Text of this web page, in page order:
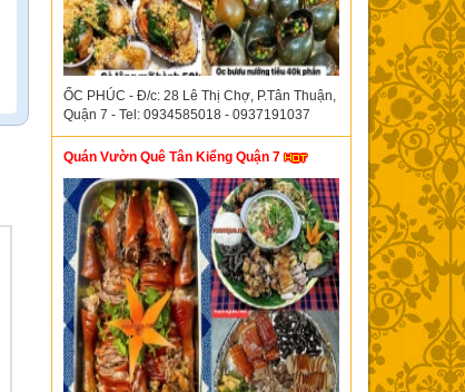
ỐC PHÚC - Đ/c: 28 Lê Thị Chợ, P.Tân Thuận,
Quận 7 - Tel: 0934585018 - 0937191037
Quán Vườn Quê Tân Kiểng Quận 7